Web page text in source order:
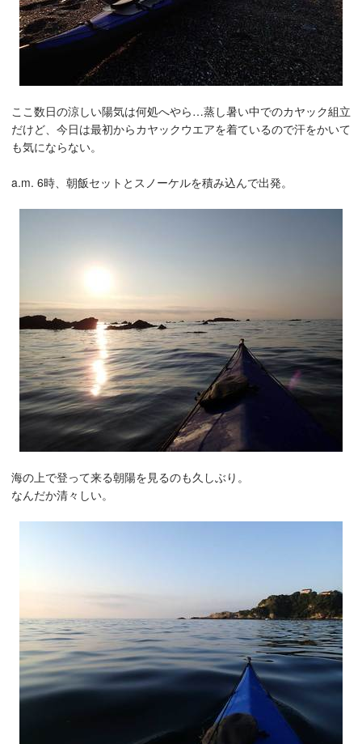
ここ数日の涼しい陽気は何処へやら…蒸し暑い中でのカヤック組立
だけど、今日は最初からカヤックウエアを着ているので汗をかいて
も気にならない。
a.m. 6時、朝飯セットとスノーケルを積み込んで出発。
海の上で登って来る朝陽を見るのも久しぶり。
なんだか清々しい。